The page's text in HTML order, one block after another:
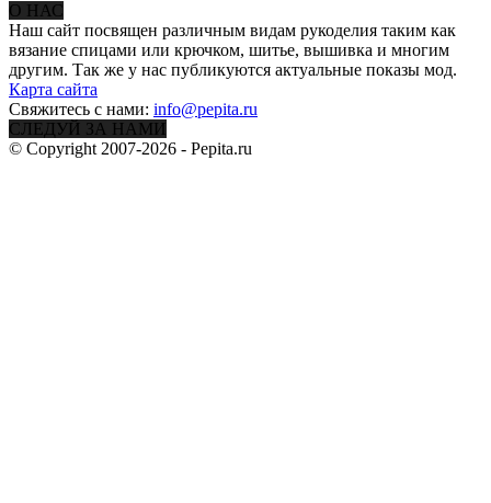
О НАС
Наш сайт посвящен различным видам рукоделия таким как
вязание спицами или крючком, шитье, вышивка и многим
другим. Так же у нас публикуются актуальные показы мод.
Карта сайта
Свяжитесь с нами: info@pepita.ru
СЛЕДУЙ ЗА НАМИ
© Copyright 2007-2026 - Pepita.ru